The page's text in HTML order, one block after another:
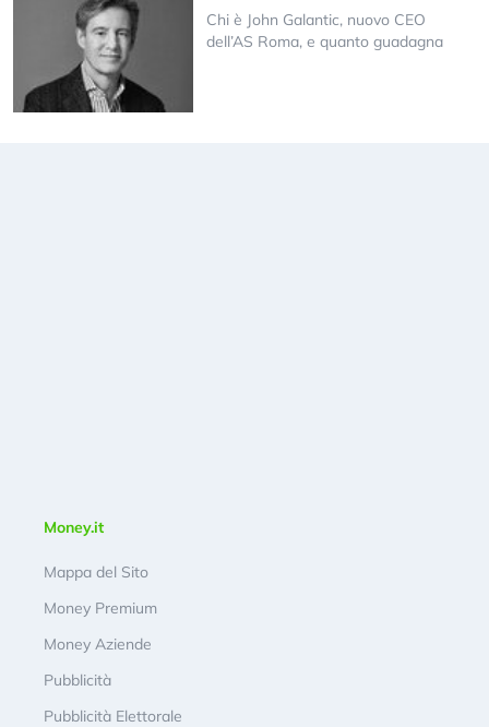
Chi è John Galantic, nuovo CEO
dell’AS Roma, e quanto guadagna
Money.it
Mappa del Sito
Money Premium
Money Aziende
Pubblicità
Pubblicità Elettorale